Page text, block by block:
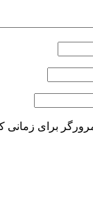
برای زمانی